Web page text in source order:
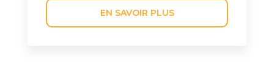
EN SAVOIR PLUS